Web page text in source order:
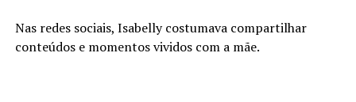
Nas redes sociais, Isabelly costumava compartilhar
conteúdos e momentos vividos com a mãe.